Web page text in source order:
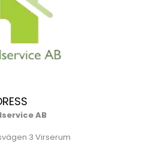
AB
3 Virserum